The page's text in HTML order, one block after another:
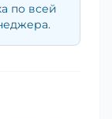
по всей